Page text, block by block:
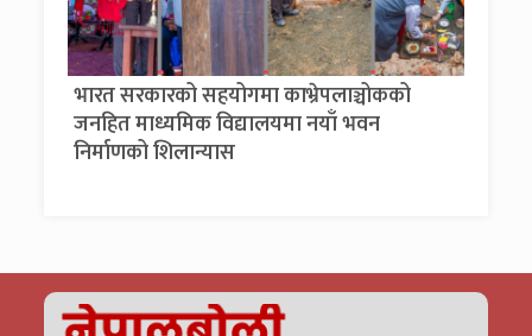
भारत सरकारको सहयोगमा काभ्रेपलाञ्चोकको
जनहित माध्यमिक विद्यालयमा नयाँ भवन
निर्माणको शिलान्यास